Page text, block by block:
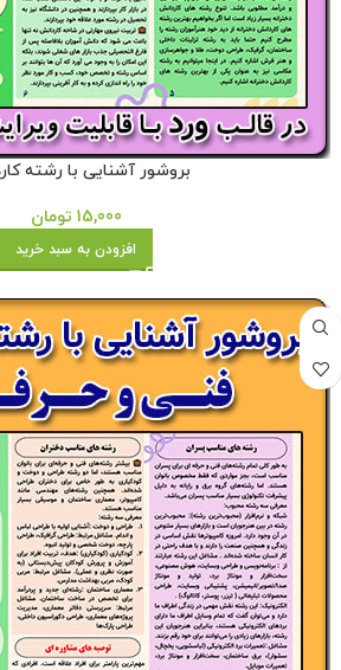
بروشور آشنایی با رشته
15,000 تومان
افزودن به سبد خرید